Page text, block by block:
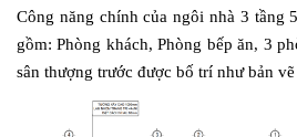
Công năng chính của ngôi nhà 3 tầng
gồm: Phòng khách, Phòng bếp ăn, 3
sân thượng trước được bố trí như bản